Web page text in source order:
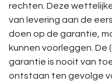
rechten. Deze
van levering aan de
doen op de garantie,
kunnen voorleggen.
garantie is nooit van
ontstaan ten gevolge